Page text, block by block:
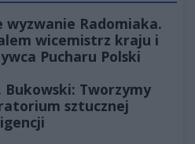
wyzwanie Radomiaka.
wicemistrz kraju i
Pucharu Polski
Bukowski: Tworzymy
sztucznej